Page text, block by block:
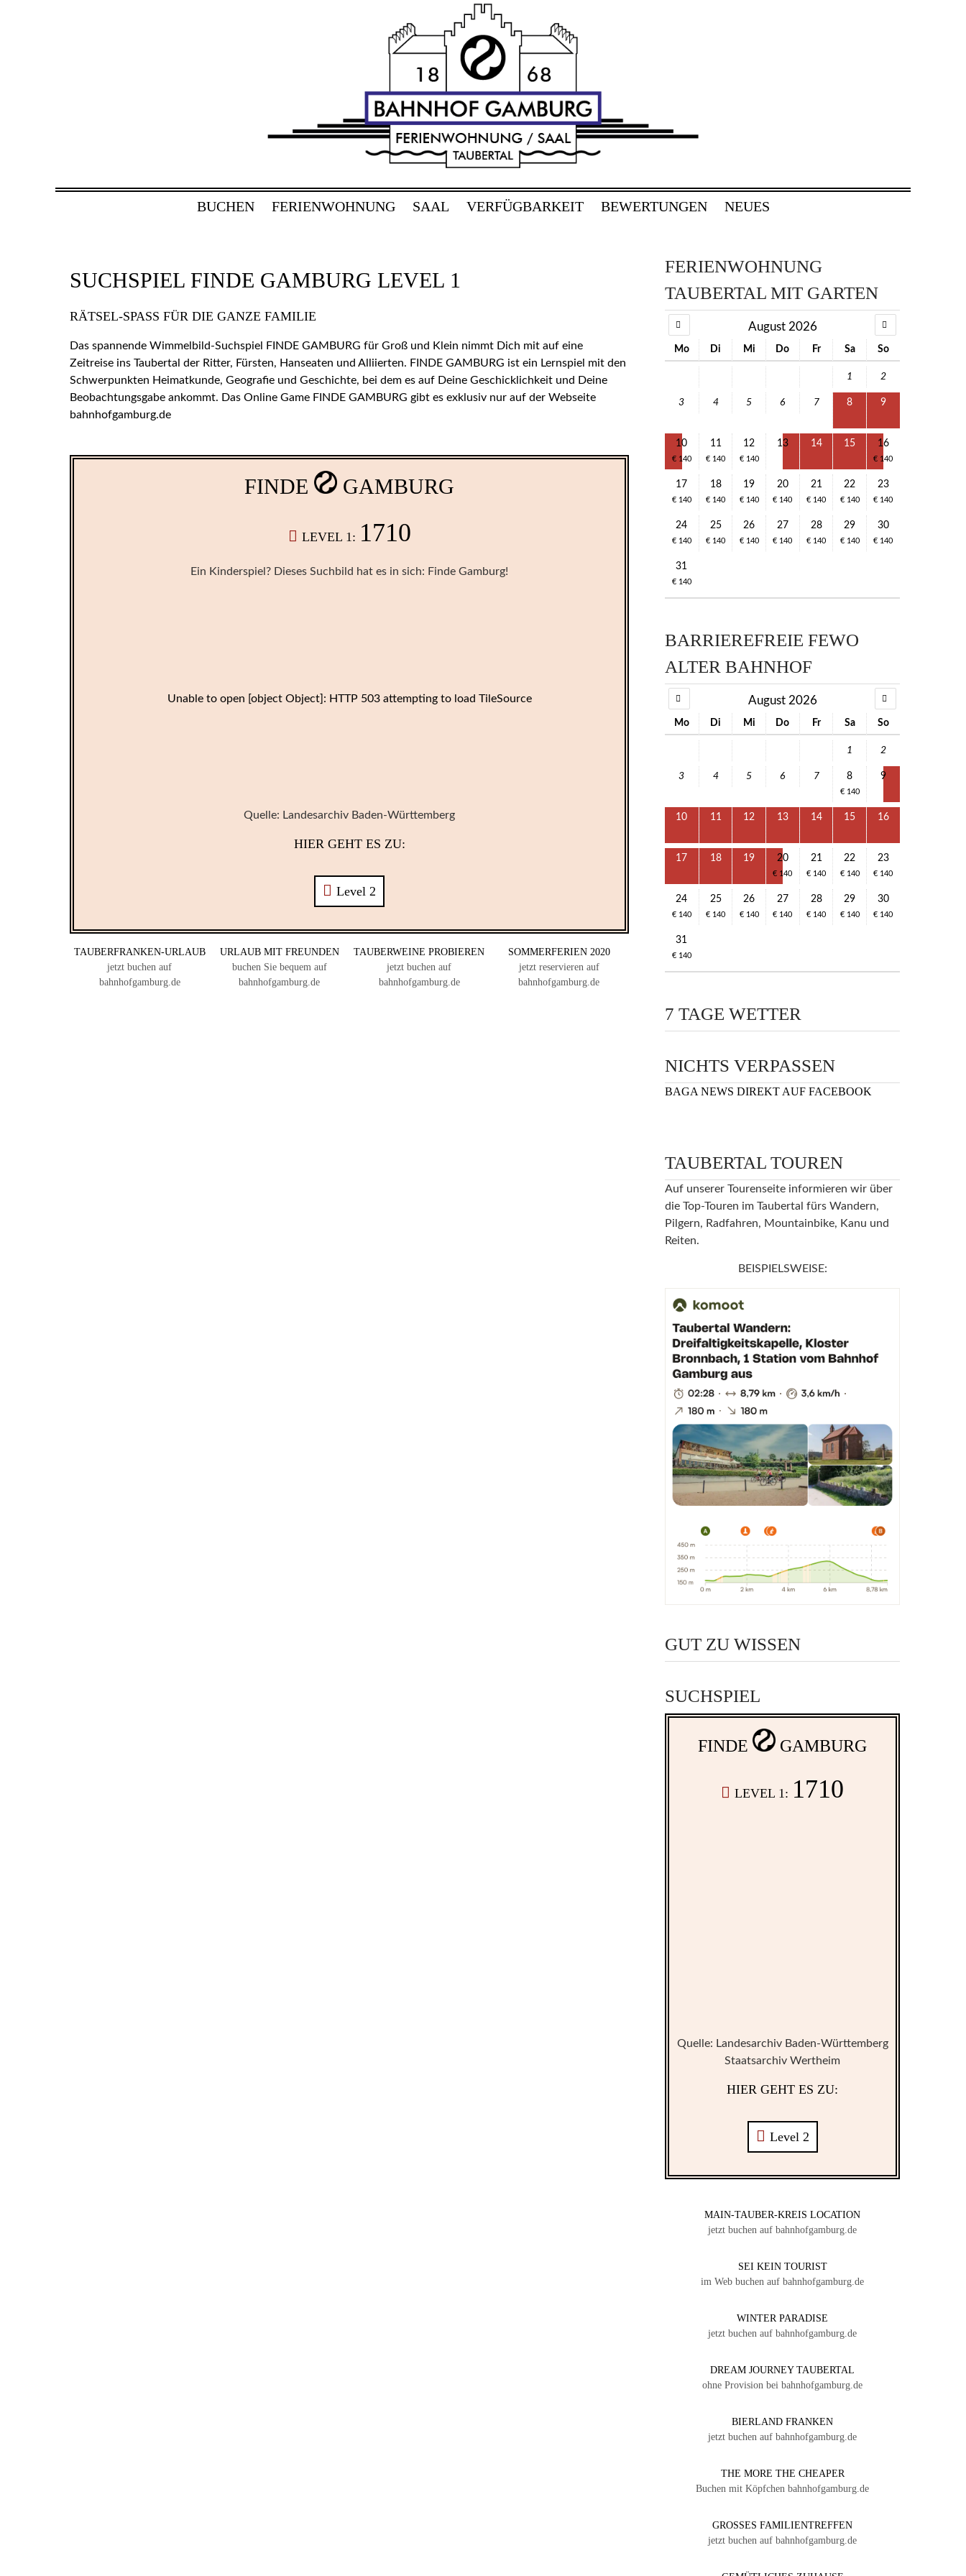
BUCHEN FERIENWOHNUNG SAAL VERFÜGBARKEIT BEWERTUNGEN NEUES
SUCHSPIEL FINDE GAMBURG LEVEL 1
RÄTSEL-SPASS FÜR DIE GANZE FAMILIE
Das spannende Wimmelbild-Suchspiel FINDE GAMBURG für Groß und Klein nimmt Dich mit auf eine
Zeitreise ins Taubertal der Ritter, Fürsten, Hanseaten und Alliierten. FINDE GAMBURG ist ein Lernspiel mit den
Schwerpunkten Heimatkunde, Geografie und Geschichte, bei dem es auf Deine Geschicklichkeit und Deine
Beobachtungsgabe ankommt. Das Online Game FINDE GAMBURG gibt es exklusiv nur auf der Webseite
bahnhofgamburg.de
FINDE GAMBURG
LEVEL 1: 1710
Ein Kinderspiel? Dieses Suchbild hat es in sich: Finde Gamburg!
Unable to open [object Object]: HTTP 503 attempting to load TileSource
Quelle: Landesarchiv Baden-Württemberg
HIER GEHT ES ZU:
Level 2
TAUBERFRANKEN-URLAUB
jetzt buchen auf
bahnhofgamburg.de
URLAUB MIT FREUNDEN
buchen Sie bequem auf
bahnhofgamburg.de
TAUBERWEINE PROBIEREN
jetzt buchen auf
bahnhofgamburg.de
SOMMERFERIEN 2020
jetzt reservieren auf
bahnhofgamburg.de
FERIENWOHNUNG
TAUBERTAL MIT GARTEN
August 2026
Mo Di Mi Do Fr Sa So
1 2
3 4 5 6 7 8 9
10
€ 140
11
€ 140
12
€ 140
13 14 15 16
€ 140
17
€ 140
18
€ 140
19
€ 140
20
€ 140
21
€ 140
22
€ 140
23
€ 140
24
€ 140
25
€ 140
26
€ 140
27
€ 140
28
€ 140
29
€ 140
30
€ 140
31
€ 140
BARRIEREFREIE FEWO
ALTER BAHNHOF
August 2026
Mo Di Mi Do Fr Sa So
1 2
3 4 5 6 7 8
€ 140
9
10 11 12 13 14 15 16
17 18 19 20
€ 140
21
€ 140
22
€ 140
23
€ 140
24
€ 140
25
€ 140
26
€ 140
27
€ 140
28
€ 140
29
€ 140
30
€ 140
31
€ 140
7 TAGE WETTER
NICHTS VERPASSEN
BAGA NEWS DIREKT AUF FACEBOOK
TAUBERTAL TOUREN
Auf unserer Tourenseite informieren wir über
die Top-Touren im Taubertal fürs Wandern,
Pilgern, Radfahren, Mountainbike, Kanu und
Reiten.
BEISPIELSWEISE:
GUT ZU WISSEN
SUCHSPIEL
FINDE GAMBURG
LEVEL 1: 1710
Quelle: Landesarchiv Baden-Württemberg
Staatsarchiv Wertheim
HIER GEHT ES ZU:
Level 2
MAIN-TAUBER-KREIS LOCATION
jetzt buchen auf bahnhofgamburg.de
SEI KEIN TOURIST
im Web buchen auf bahnhofgamburg.de
WINTER PARADISE
jetzt buchen auf bahnhofgamburg.de
DREAM JOURNEY TAUBERTAL
ohne Provision bei bahnhofgamburg.de
BIERLAND FRANKEN
jetzt buchen auf bahnhofgamburg.de
THE MORE THE CHEAPER
Buchen mit Köpfchen bahnhofgamburg.de
GROSSES FAMILIENTREFFEN
jetzt buchen auf bahnhofgamburg.de